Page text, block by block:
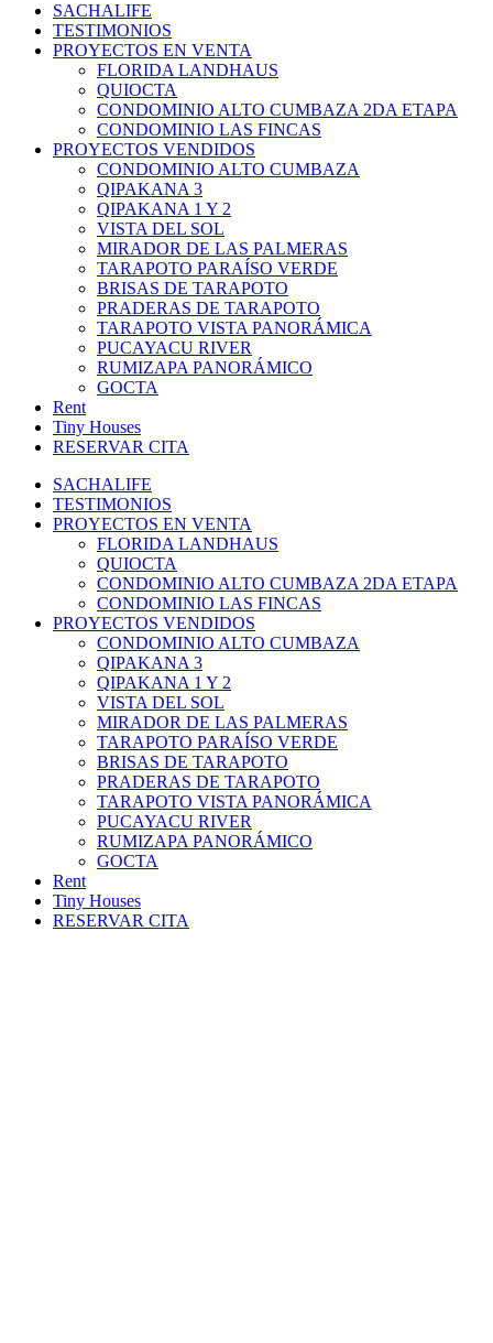
SACHALIFE
TESTIMONIOS
PROYECTOS EN VENTA
FLORIDA LANDHAUS
QUIOCTA
CONDOMINIO ALTO CUMBAZA 2DA ETAPA
CONDOMINIO LAS FINCAS
PROYECTOS VENDIDOS
CONDOMINIO ALTO CUMBAZA
QIPAKANA 3
QIPAKANA 1 Y 2
VISTA DEL SOL
MIRADOR DE LAS PALMERAS
TARAPOTO PARAÍSO VERDE
BRISAS DE TARAPOTO
PRADERAS DE TARAPOTO
TARAPOTO VISTA PANORÁMICA
PUCAYACU RIVER
RUMIZAPA PANORÁMICO
GOCTA
Rent
Tiny Houses
RESERVAR CITA
SACHALIFE
TESTIMONIOS
PROYECTOS EN VENTA
FLORIDA LANDHAUS
QUIOCTA
CONDOMINIO ALTO CUMBAZA 2DA ETAPA
CONDOMINIO LAS FINCAS
PROYECTOS VENDIDOS
CONDOMINIO ALTO CUMBAZA
QIPAKANA 3
QIPAKANA 1 Y 2
VISTA DEL SOL
MIRADOR DE LAS PALMERAS
TARAPOTO PARAÍSO VERDE
BRISAS DE TARAPOTO
PRADERAS DE TARAPOTO
TARAPOTO VISTA PANORÁMICA
PUCAYACU RIVER
RUMIZAPA PANORÁMICO
GOCTA
Rent
Tiny Houses
RESERVAR CITA